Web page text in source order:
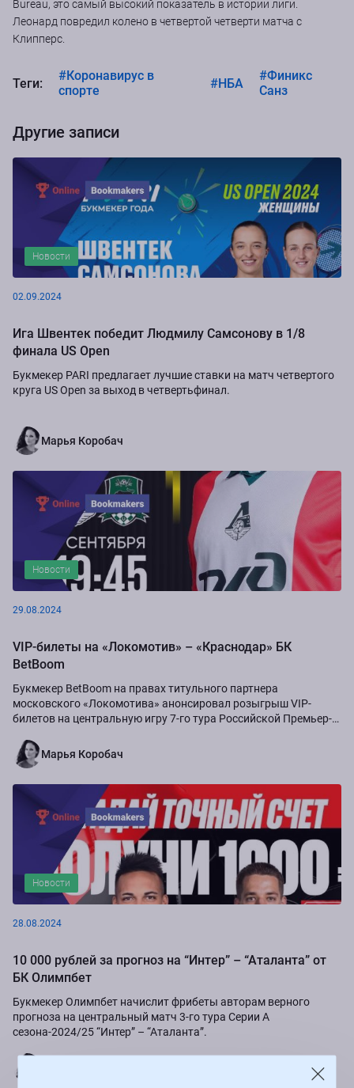
Bureau, это самый высокий показатель в истории лиги.
Леонард повредил колено в четвертой четверти матча с
Клипперс.
Теги:
#Коронавирус в
спорте
#НБА
#Финикс
Санз
Другие записи
Новости
02.09.2024
Ига Швентек победит Людмилу Самсонову в 1/8
финала US Open
Букмекер PARI предлагает лучшие ставки на матч четвертого
круга US Open за выход в четвертьфинал.
Марья Коробач
Новости
29.08.2024
VIP-билеты на «Локомотив» – «Краснодар» БК
BetBoom
Букмекер BetBoom на правах титульного партнера
московского «Локомотива» анонсировал розыгрыш VIP-
билетов на центральную игру 7-го тура Российской Премьер-
Марья Коробач
Новости
28.08.2024
10 000 рублей за прогноз на “Интер” – “Аталанта” от
БК Олимпбет
Букмекер Олимпбет начислит фрибеты авторам верного
прогноза на центральный матч 3-го тура Серии А
сезона-2024/25 “Интер” – “Аталанта”.